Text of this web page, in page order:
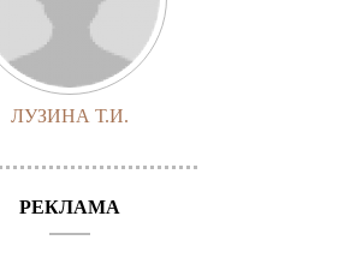
ЛУЗИНА Т.И.
РЕКЛАМА